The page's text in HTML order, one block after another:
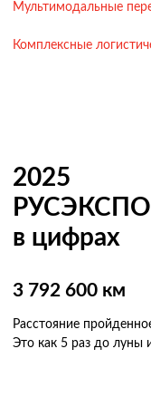
Мультимодальные
Комплексные
2025
в цифрах
3 792 600 км
Расстояние
Это как 5 раз до луны